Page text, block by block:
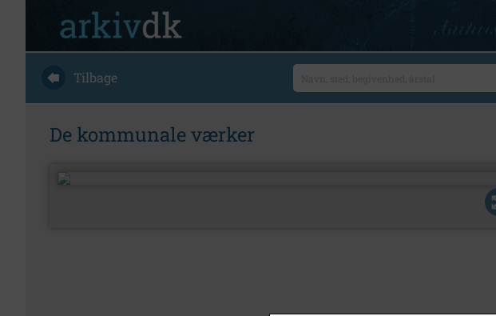
Tilbage
De kommunale værker